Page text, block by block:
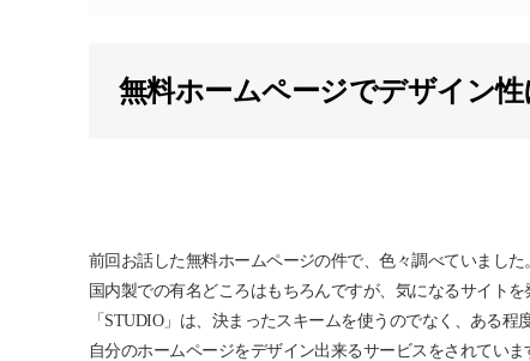
無料ホームページでデザイン性
前回お話した無料ホームページの件で、色々調べていました
国内製での有名どころはもちろんですが、気になるサイトを
「STUDIO」は、決まったスキームを使うのでなく、ある程
自分のホームページをデザイン出来るサービスをされていま